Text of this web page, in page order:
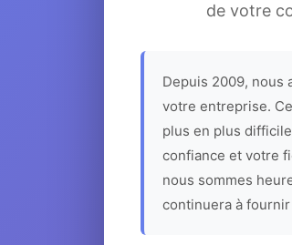
de votre
Depuis 2009, nous
votre entreprise.
plus en plus
confiance et votre
nous sommes
continuera à